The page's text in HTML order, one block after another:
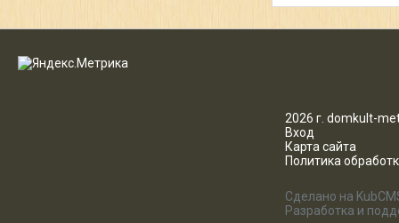
2026 г. domkult-
Вход
Карта сайта
Политика
Сделано на
Разработка и